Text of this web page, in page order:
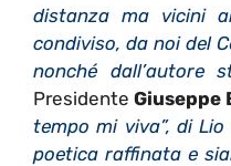
distanza ma vicini
condiviso, da noi del
nonché dall’autore
Presidente Giuseppe
tempo mi viva”, di
poetica raffinata e